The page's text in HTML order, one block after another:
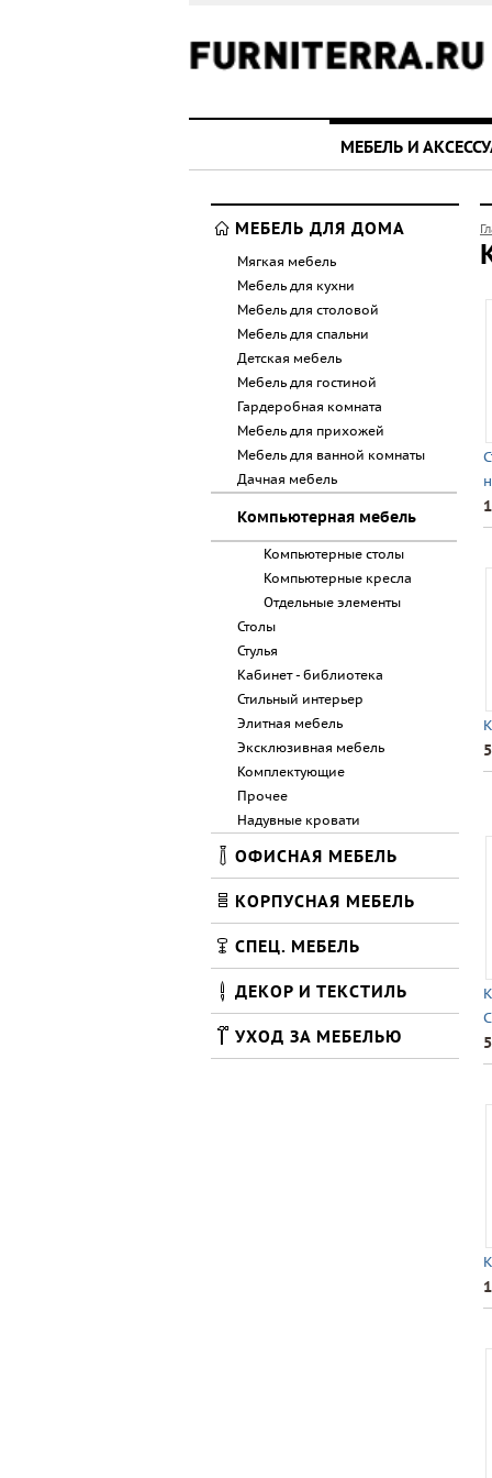
МЕБЕЛЬ И
МЕБЕЛЬ ДЛЯ ДОМА
Мягкая мебель
Мебель для кухни
Мебель для столовой
Мебель для спальни
Детская мебель
Мебель для гостиной
Гардеробная комната
Мебель для прихожей
Мебель для ванной комнаты
Дачная мебель
Компьютерная мебель
Компьютерные столы
Компьютерные кресла
Отдельные элементы
Столы
Стулья
Кабинет - библиотека
Стильный интерьер
Элитная мебель
Эксклюзивная мебель
Комплектующие
Прочее
Надувные кровати
ОФИСНАЯ МЕБЕЛЬ
КОРПУСНАЯ МЕБЕЛЬ
СПЕЦ. МЕБЕЛЬ
ДЕКОР И ТЕКСТИЛЬ
УХОД ЗА МЕБЕЛЬЮ